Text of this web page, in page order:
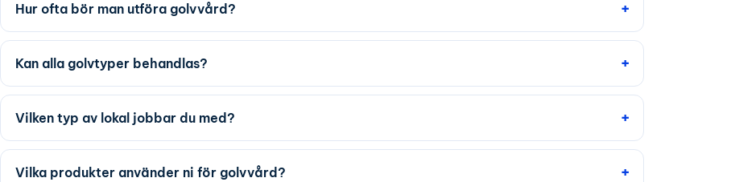
Hur ofta bör man utföra golvvård?
Kan alla golvtyper behandlas?
Vilken typ av lokal jobbar du med?
Vilka produkter använder ni för golvvård?